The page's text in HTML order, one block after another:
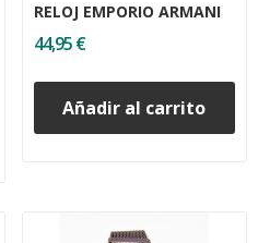
RELOJ EMPORIO ARMANI
44,95 €
Añadir al carrito